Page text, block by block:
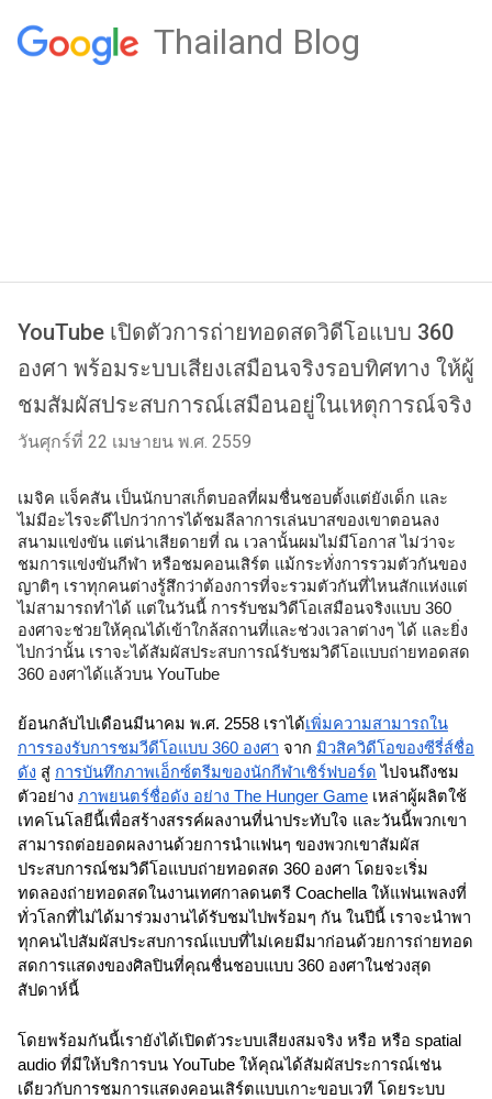
Thailand Blog
YouTube เปิดตัวการถ่ายทอดสดวิดีโอแบบ 360
องศา พร้อมระบบเสียงเสมือนจริงรอบทิศทาง ให้ผู้
ชมสัมผัสประสบการณ์เสมือนอยู่ในเหตุการณ์จริง
วันศุกร์ที่ 22 เมษายน พ.ศ. 2559
เมจิค แจ็คสัน เป็นนักบาสเก็ตบอลที่ผมชื่นชอบตั้งแต่ยังเด็ก และ
ไม่มีอะไรจะดีไปกว่าการได้ชมลีลาการเล่นบาสของเขาตอนลง
สนามแข่งขัน แต่น่าเสียดายที่ ณ เวลานั้นผมไม่มีโอกาส ไม่ว่าจะ
ชมการแข่งขันกีฬา หรือชมคอนเสิร์ต แม้กระทั่งการรวมตัวกันของ
ญาติๆ เราทุกคนต่างรู้สึกว่าต้องการที่จะรวมตัวกันที่ไหนสักแห่งแต่
ไม่สามารถทำได้ แต่ในวันนี้ การรับชมวิดีโอเสมือนจริงแบบ 360
องศาจะช่วยให้คุณได้เข้าใกล้สถานที่และช่วงเวลาต่างๆ ได้ และยิ่ง
ไปกว่านั้น เราจะได้สัมผัสประสบการณ์รับชมวิดีโอแบบถ่ายทอดสด
360 องศาได้แล้วบน YouTube
ย้อนกลับไปเดือนมีนาคม พ.ศ. 2558 เราได้เพิ่มความสามารถใน
การรองรับการชมวีดีโอแบบ 360 องศา จาก มิวสิควิดีโอของซีรี่ส์ชื่อ
ดัง สู่ การบันทึกภาพเอ็กซ์ตรีมของนักกีฬาเซิร์ฟบอร์ด ไปจนถึงชม
ตัวอย่าง ภาพยนตร์ชื่อดัง อย่าง The Hunger Game เหล่าผู้ผลิตใช้
เทคโนโลยีนี้เพื่อสร้างสรรค์ผลงานที่น่าประทับใจ และวันนี้พวกเขา
สามารถต่อยอดผลงานด้วยการนำแฟนๆ ของพวกเขาสัมผัส
ประสบการณ์ชมวิดีโอแบบถ่ายทอดสด 360 องศา โดยจะเริ่ม
ทดลองถ่ายทอดสดในงานเทศกาลดนตรี Coachella ให้แฟนเพลงที่
ทั่วโลกที่ไม่ได้มาร่วมงานได้รับชมไปพร้อมๆ กัน ในปีนี้ เราจะนำพา
ทุกคนไปสัมผัสประสบการณ์แบบที่ไม่เคยมีมาก่อนด้วยการถ่ายทอด
สดการแสดงของศิลปินที่คุณชื่นชอบแบบ 360 องศาในช่วงสุด
สัปดาห์นี้
โดยพร้อมกันนี้เรายังได้เปิดตัวระบบเสียงสมจริง หรือ หรือ spatial
audio ที่มีให้บริการบน YouTube ให้คุณได้สัมผัสประการณ์เช่น
เดียวกับการชมการแสดงคอนเสิร์ตแบบเกาะขอบเวที โดยระบบ